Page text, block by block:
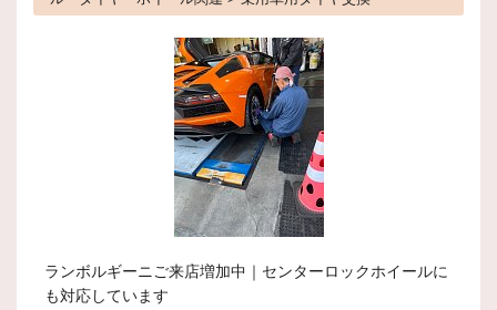
ランボルギーニご来店増加中｜センターロックホイールに
も対応しています